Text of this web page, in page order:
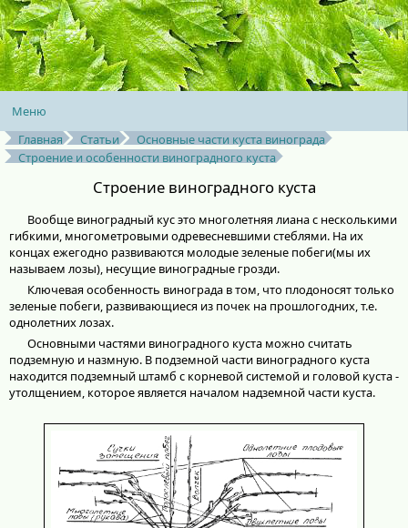
Меню
Главная
Статьи
Основные части куста винограда
Строение и особенности виноградного куста
Cтроение виноградного куста
Вообще виноградный кус это многолетняя лиана с несколькими
гибкими, многометровыми одревесневшими стеблями. На их
концах ежегодно развиваются молодые зеленые побеги(мы их
называем лозы), несущие виноградные грозди.
Ключевая особенность винограда в том, что плодоносят только
зеленые побеги, развивающиеся из почек на прошлогодних, т.е.
однолетних лозах.
Основными частями виноградного куста можно считать
подземную и назмную. В подземной части виноградного куста
находится подземный штамб с корневой системой и головой куста -
утолщением, которое является началом надземной части куста.